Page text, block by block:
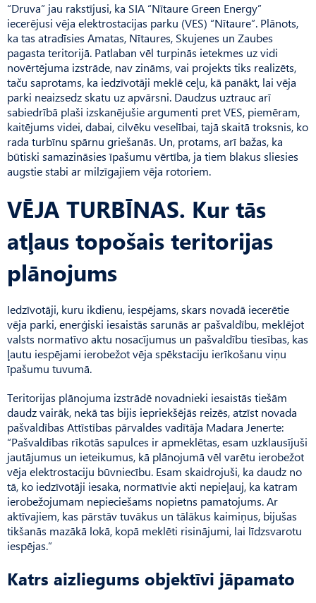
“Druva” jau rakstījusi, ka SIA “Nītaure Green Energy”
iecerējusi vēja elektrostacijas parku (VES) “Nītaure”. Plānots,
ka tas atradīsies Amatas, Nītaures, Skujenes un Zaubes
pagasta teritorijā. Patlaban vēl turpinās ietekmes uz vidi
novērtējuma izstrāde, nav zināms, vai projekts tiks realizēts,
taču saprotams, ka iedzīvotāji meklē ceļu, kā panākt, lai vēja
parki neaizsedz skatu uz apvārsni. Daudzus uztrauc arī
sabiedrībā plaši izskanējušie argumenti pret VES, piemēram,
kaitējums videi, dabai, cilvēku veselībai, tajā skaitā troksnis, ko
rada turbīnu spārnu griešanās. Un, protams, arī bažas, ka
būtiski samazināsies īpašumu vērtība, ja tiem blakus sliesies
augstie stabi ar milzīgajiem vēja rotoriem.
VĒJA TURBĪNAS. Kur tās
atļaus topošais teritorijas
plānojums
Iedzīvotāji, kuru ikdienu, iespējams, skars novadā iecerētie
vēja parki, enerģiski iesaistās sarunās ar pašvaldību, meklējot
valsts normatīvo aktu nosacījumus un pašvaldību tiesības, kas
ļautu iespējami ierobežot vēja spēkstaciju ierīkošanu viņu
īpašumu tuvumā.
Teritorijas plānojuma izstrādē novadnieki iesaistās tiešām
daudz vairāk, nekā tas bijis iepriekšējās reizēs, atzīst novada
pašvaldības Attīstības pārvaldes vadītāja Madara Jenerte:
“Paš­valdības rīkotās sapulces ir apmeklētas, esam uzklausījuši
jautājumus un ieteikumus, kā plānojumā vēl varētu ierobežot
vēja elektrostaciju būvniecību. Esam skaidrojuši, ka daudz no
tā, ko iedzīvotāji iesaka, normatīvie akti nepieļauj, ka katram
ierobežojumam nepieciešams nopietns pamatojums. Ar
aktīvajiem, kas pārstāv tuvākus un tālākus kaimiņus, bijušas
tikšanās mazākā lokā, kopā meklēti risinājumi, lai līdzsvarotu
iespējas.”
Katrs aizliegums objektīvi jāpamato